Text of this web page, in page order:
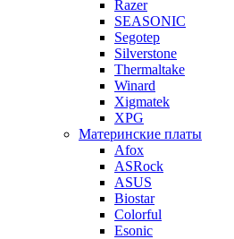
Razer
SEASONIC
Segotep
Silverstone
Thermaltake
Winard
Xigmatek
XPG
Материнские платы
Afox
ASRock
ASUS
Biostar
Colorful
Esonic